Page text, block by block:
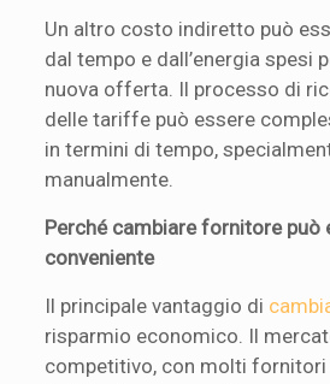
Un altro costo indiretto può
dal tempo e dall’energia spesi
nuova offerta. Il processo di
delle tariffe può essere
in termini di tempo,
manualmente.
Perché cambiare fornitore può
conveniente
Il principale vantaggio di
risparmio economico. Il
competitivo, con molti